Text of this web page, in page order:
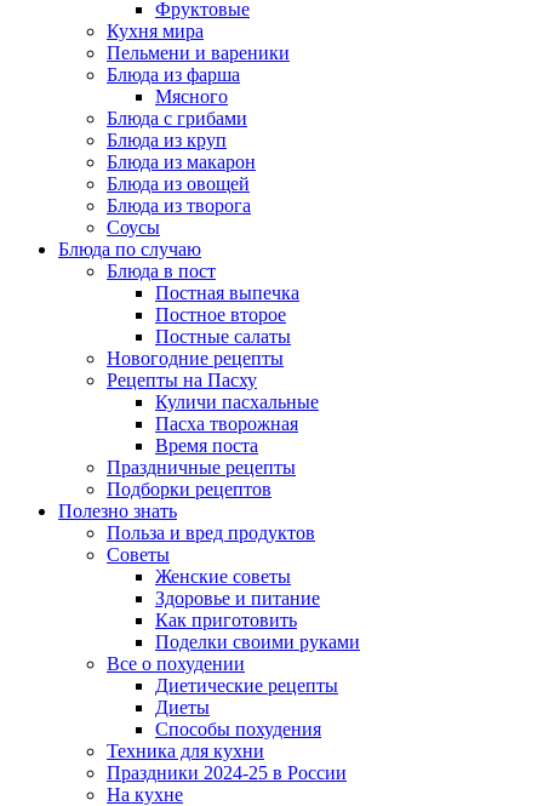
Фруктовые
Кухня мира
Пельмени и вареники
Блюда из фарша
Мясного
Блюда с грибами
Блюда из круп
Блюда из макарон
Блюда из овощей
Блюда из творога
Соусы
Блюда по случаю
Блюда в пост
Постная выпечка
Постное второе
Постные салаты
Новогодние рецепты
Рецепты на Пасху
Куличи пасхальные
Пасха творожная
Время поста
Праздничные рецепты
Подборки рецептов
Полезно знать
Польза и вред продуктов
Советы
Женские советы
Здоровье и питание
Как приготовить
Поделки своими руками
Все о похудении
Диетические рецепты
Диеты
Способы похудения
Техника для кухни
Праздники 2024-25 в России
На кухне